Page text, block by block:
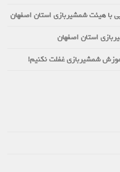
با هیئت شمشیربازی استان اصفهان
استان اصفهان
شمشیربازی غفلت نکنیم!